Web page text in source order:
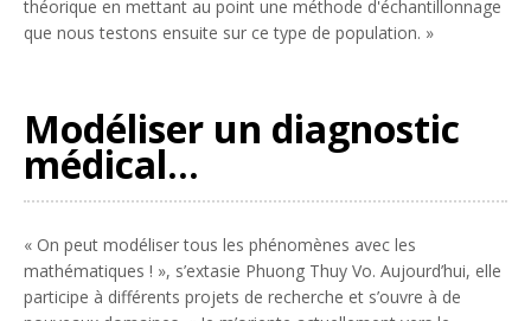
théorique en mettant au point une méthode d'échantillonnage
que nous testons ensuite sur ce type de population. »
Modéliser un diagnostic
médical…
« On peut modéliser tous les phénomènes avec les
mathématiques ! », s’extasie Phuong Thuy Vo. Aujourd’hui, elle
participe à différents projets de recherche et s’ouvre à de